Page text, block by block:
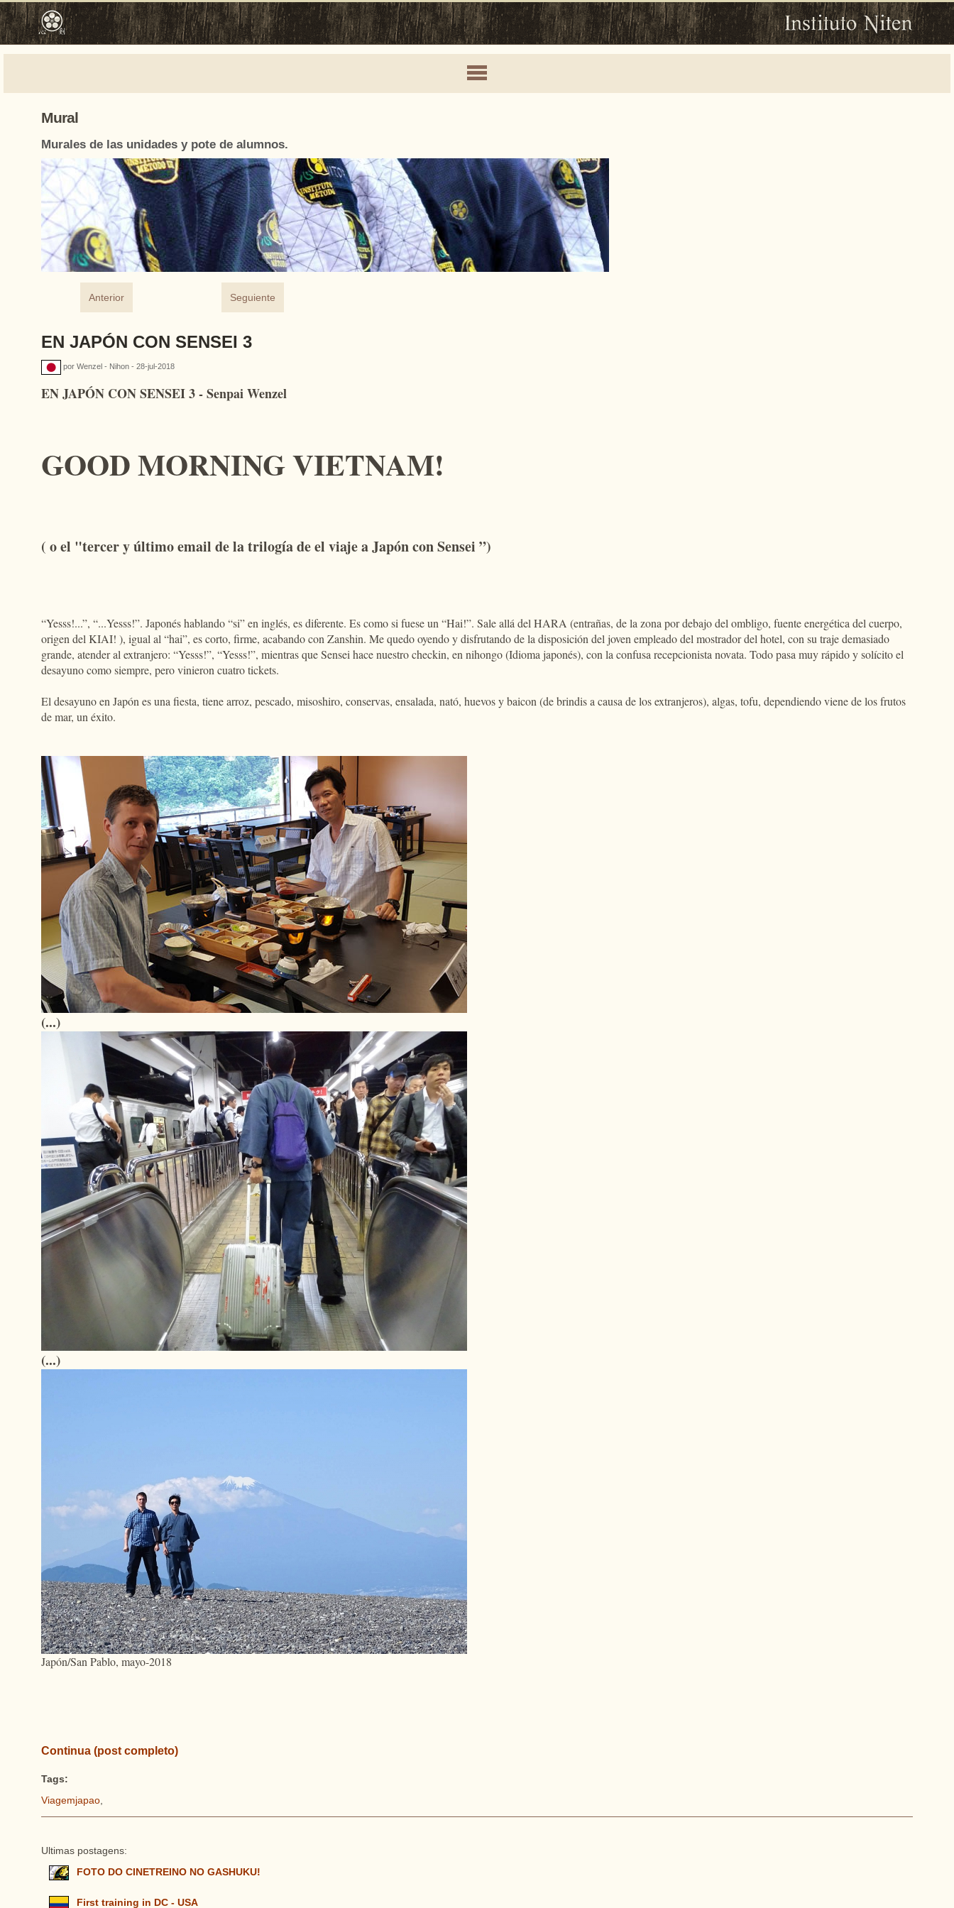
Mural
Murales de las unidades y pote de alumnos.
Anterior Seguiente
EN JAPÓN CON SENSEI 3
por Wenzel - Nihon - 28-jul-2018
EN JAPÓN CON SENSEI 3 - Senpai Wenzel
GOOD MORNING VIETNAM!
( o el "tercer y último email de la trilogía de el viaje a Japón con Sensei ”)
“Yesss!...”, “...Yesss!”. Japonés hablando “si” en inglés, es diferente. Es como si fuese un “Hai!”. Sale allá del HARA (entrañas, de la zona por debajo del ombligo, fuente energética del cuerpo,
origen del KIAI! ), igual al “hai”, es corto, firme, acabando con Zanshin. Me quedo oyendo y disfrutando de la disposición del joven empleado del mostrador del hotel, con su traje demasiado
grande, atender al extranjero: “Yesss!”, “Yesss!”, mientras que Sensei hace nuestro checkin, en nihongo (Idioma japonés), con la confusa recepcionista novata. Todo pasa muy rápido y solícito el
desayuno como siempre, pero vinieron cuatro tickets.
El desayuno en Japón es una fiesta, tiene arroz, pescado, misoshiro, conservas, ensalada, nató, huevos y baicon (de brindis a causa de los extranjeros), algas, tofu, dependiendo viene de los frutos
de mar, un éxito.
(...)
(...)
Japón/San Pablo, mayo-2018
Continua (post completo)
Tags:
Viagemjapao,
Ultimas postagens:
FOTO DO CINETREINO NO GASHUKU!
First training in DC - USA